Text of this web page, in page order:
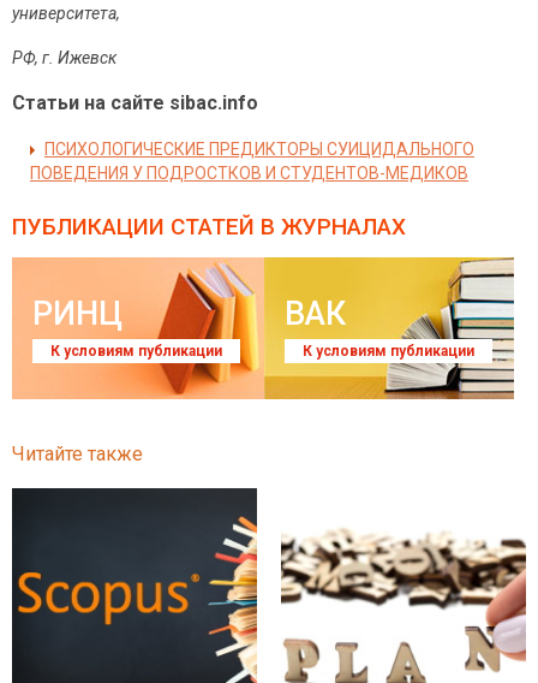
университета,
РФ, г. Ижевск
Статьи на сайте sibac.info
ПСИХОЛОГИЧЕСКИЕ ПРЕДИКТОРЫ СУИЦИДАЛЬНОГО
ПОВЕДЕНИЯ У ПОДРОСТКОВ И СТУДЕНТОВ-МЕДИКОВ
ПУБЛИКАЦИИ СТАТЕЙ В ЖУРНАЛАХ
РИНЦ
К условиям публикации
ВАК
К условиям публикации
Читайте также